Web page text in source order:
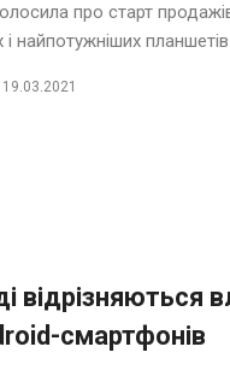
про старт
найпотужніших планшетів
19.03.2021
відрізняються
смартфонів